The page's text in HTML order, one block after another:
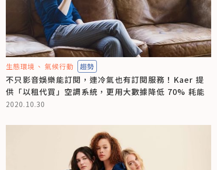
生態環境 氣候行動 趨勢
不只影音娛樂能訂閱，連冷氣也有訂閱服務！Kaer 提
供「以租代買」空調系統，更用大數據降低 70% 耗能
2020.10.30